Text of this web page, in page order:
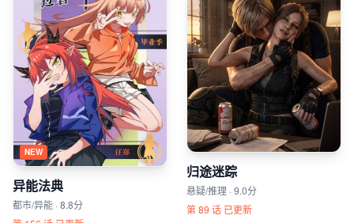
NEW
异能法典
都市/异能 · 8.8分
归途迷踪
悬疑/推理 · 9.0分
第 89 话 已更新